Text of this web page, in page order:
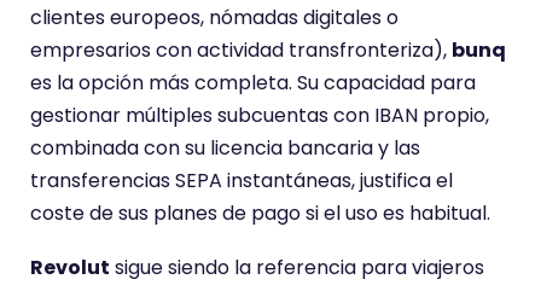
clientes europeos, nómadas digitales o
empresarios con actividad transfronteriza), bunq
es la opción más completa. Su capacidad para
gestionar múltiples subcuentas con IBAN propio,
combinada con su licencia bancaria y las
transferencias SEPA instantáneas, justifica el
coste de sus planes de pago si el uso es habitual.
Revolut sigue siendo la referencia para viajeros